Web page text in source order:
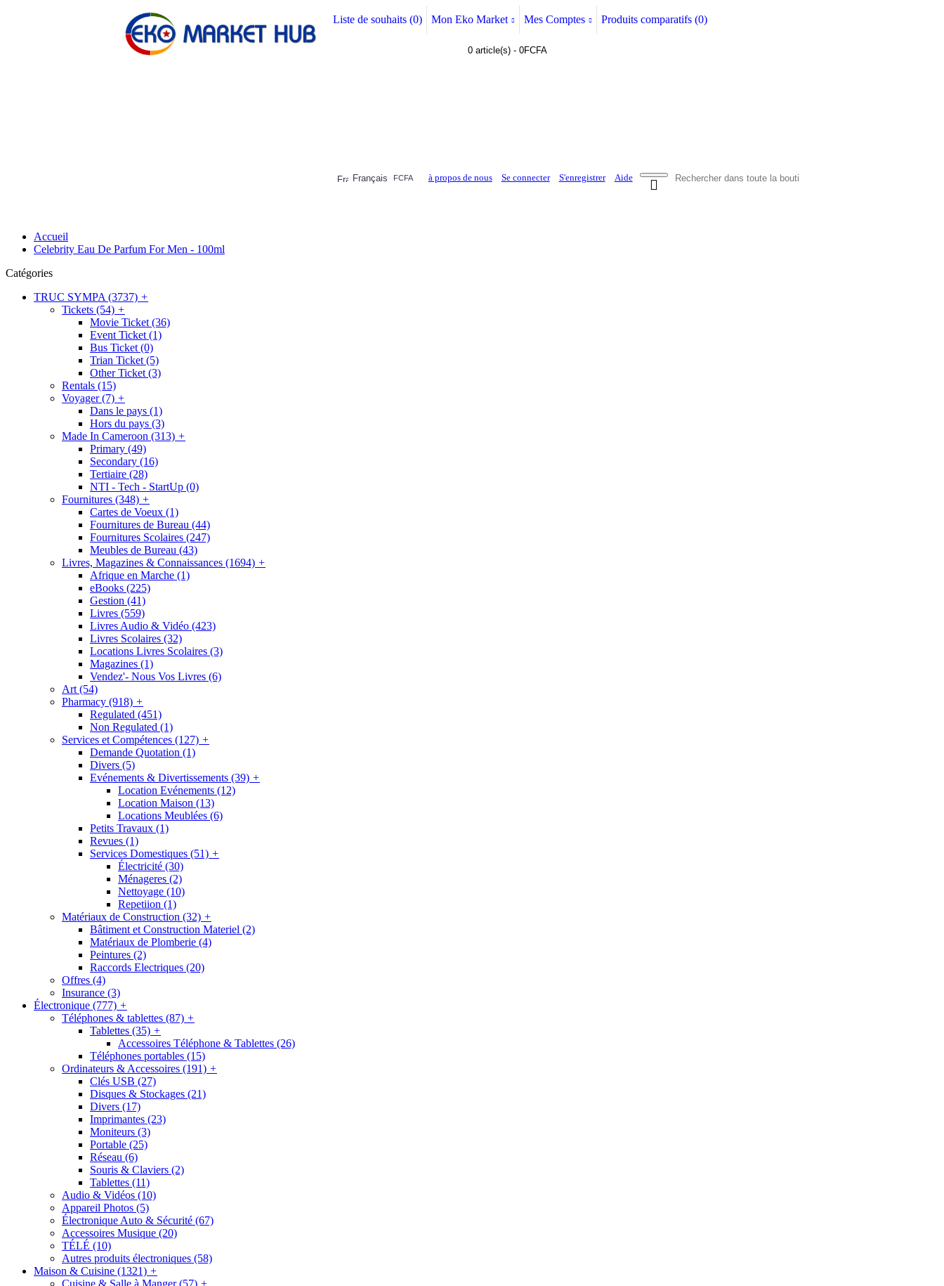
Liste de souhaits (0) Mon Eko Market Mes Comptes Produits comparatifs (0)
0 article(s) - 0FCFA
Français FCFA à propos de nous Se connecter S'enregistrer Aide
Accueil
Celebrity Eau De Parfum For Men - 100ml
Catégories
TRUC SYMPA (3737) +
Tickets (54) +
Movie Ticket (36)
Event Ticket (1)
Bus Ticket (0)
Trian Ticket (5)
Other Ticket (3)
Rentals (15)
Voyager(7) +
Dans le pays (1)
Hors du pays (3)
Made In Cameroon (313) +
Primary (49)
Secondary (16)
Tertiaire (28)
NTI - Tech - StartUp (0)
Fournitures (348) +
Cartes de Voeux (1)
Fournitures de Bureau (44)
Fournitures Scolaires (247)
Meubles de Bureau (43)
Livres, Magazines & Connaissances (1694) +
Afrique en Marche (1)
eBooks (225)
Gestion (41)
Livres (559)
Livres Audio & Vidéo (423)
Livres Scolaires (32)
Locations Livres Scolaires (3)
Magazines (1)
Vendez'- Nous Vos Livres (6)
Art (54)
Pharmacy (918) +
Regulated (451)
Non Regulated (1)
Services et Compétences (127) +
Demande Quotation (1)
Divers (5)
Evénements & Divertissements (39) +
Location Evénements (12)
Location Maison (13)
Locations Meublées (6)
Petits Travaux (1)
Revues (1)
Services Domestiques (51) +
Électricité (30)
Ménageres (2)
Nettoyage (10)
Repetiion (1)
Matériaux de Construction (32) +
Bâtiment et Construction Materiel (2)
Matériaux de Plomberie (4)
Peintures (2)
Raccords Electriques (20)
Offres (4)
Insurance (3)
Électronique (777) +
Téléphones & tablettes (87) +
Tablettes (35) +
Accessoires Téléphone & Tablettes (26)
Téléphones portables (15)
Ordinateurs & Accessoires (191) +
Clés USB (27)
Disques & Stockages (21)
Divers (17)
Imprimantes (23)
Moniteurs (3)
Portable (25)
Réseau (6)
Souris & Claviers (2)
Tablettes (11)
Audio & Vidéos (10)
Appareil Photos (5)
Électronique Auto & Sécurité (67)
Accessoires Musique (20)
TÉLÉ (10)
Autres produits électroniques (58)
Maison & Cuisine (1321) +
Cuisine & Salle à Manger(57) +